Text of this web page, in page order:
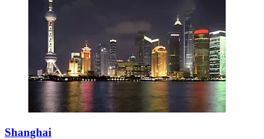
Shanghai